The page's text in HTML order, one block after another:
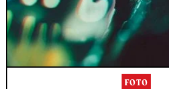
FOTO